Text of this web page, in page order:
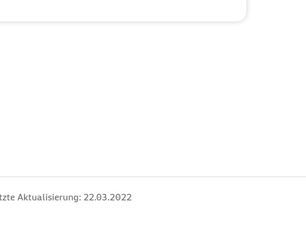
Aktualisierung: 22.03.2022